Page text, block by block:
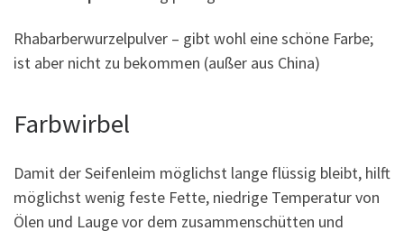
Rhabarberwurzelpulver – gibt wohl eine schöne Farbe;
ist aber nicht zu bekommen (außer aus China)
Farbwirbel
Damit der Seifenleim möglichst lange flüssig bleibt, hilft
möglichst wenig feste Fette, niedrige Temperatur von
Ölen und Lauge vor dem zusammenschütten und